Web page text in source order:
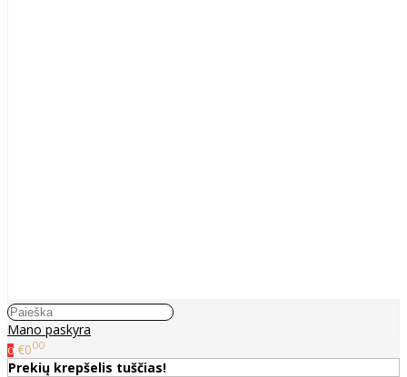
Mano paskyra
0 €000
Prekių krepšelis tuščias!